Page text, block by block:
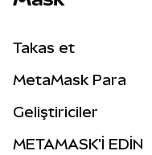
Takas et
Perps
RWA'lar
MetaMask Para
Geliştiriciler
METAMASK'İ EDİN